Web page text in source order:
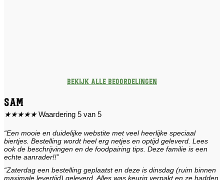
Bekijk alle beoordelingen
Sam
★★★★★ Waardering 5 van 5
“Een mooie en duidelijke webstite met veel heerlijke speciaal
biertjes. Bestelling wordt heel erg netjes en optijd geleverd. Lees
ook de beschrijvingen en de foodpairing tips. Deze familie is een
echte aanrader!!”
“Zaterdag een bestelling geplaatst en deze is dinsdag (ruim binnen
maximale levertijd) geleverd. Alles was keurig verpakt en ze hadden